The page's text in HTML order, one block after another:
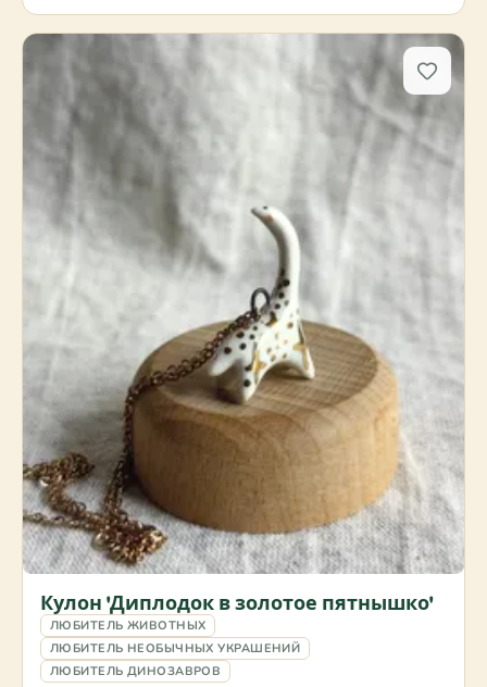
Кулон 'Диплодок в золотое пятнышко'
ЛЮБИТЕЛЬ ЖИВОТНЫХ
ЛЮБИТЕЛЬ НЕОБЫЧНЫХ УКРАШЕНИЙ
ЛЮБИТЕЛЬ ДИНОЗАВРОВ